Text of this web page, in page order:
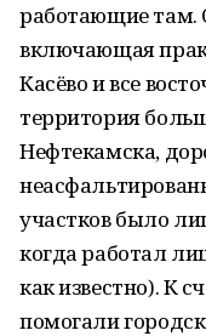
работающие там.
включающая
Касёво и все
территория
Нефтекамска,
участков было
когда работал
как известно). К
помогали